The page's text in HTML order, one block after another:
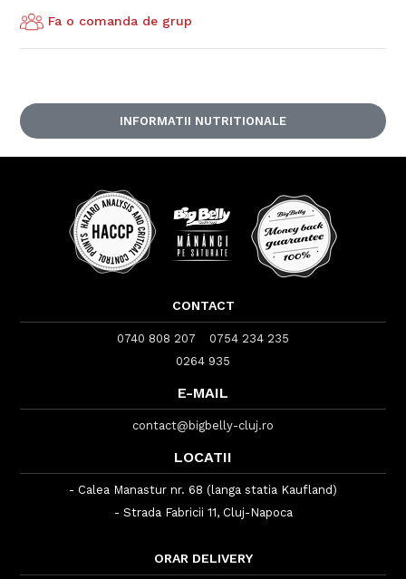
Fa o comanda de grup
INFORMATII NUTRITIONALE
CONTACT
0740 808 207
0754 234 235
0264 935
E-MAIL
contact@bigbelly-cluj.ro
LOCATII
- Calea Manastur nr. 68 (langa statia Kaufland)
- Strada Fabricii 11, Cluj-Napoca
ORAR DELIVERY